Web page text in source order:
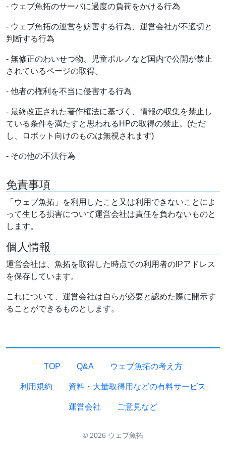
- ウェブ魚拓のサーバに過度の負荷をかける行為
- ウェブ魚拓の運営を妨害する行為、運営会社が不適切と
判断する行為
- 無修正のわいせつ物、児童ポルノなど国内で公開が禁止
されているページの取得。
- 他者の権利を不当に侵害する行為
- 最終改正された著作権法に基づく、情報の収集を禁止し
ている条件を満たすと思われるHPの取得の禁止。(ただ
し、ロボット向けのものは無視されます)
- その他の不法行為
免責事項
「ウェブ魚拓」を利用したこと又は利用できないことによ
って生じる損害について運営会社は責任を負わないものと
します。
個人情報
運営会社は、魚拓を取得した時点での利用者のIPアドレス
を保存しています。
これについて、運営会社は自らが必要と認めた際に開示す
ることができるものとします。
TOP Q&A ウェブ魚拓の考え方
利用規約 資料・大量取得用などの有料サービス
運営会社 ご意見など
© 2026 ウェブ魚拓